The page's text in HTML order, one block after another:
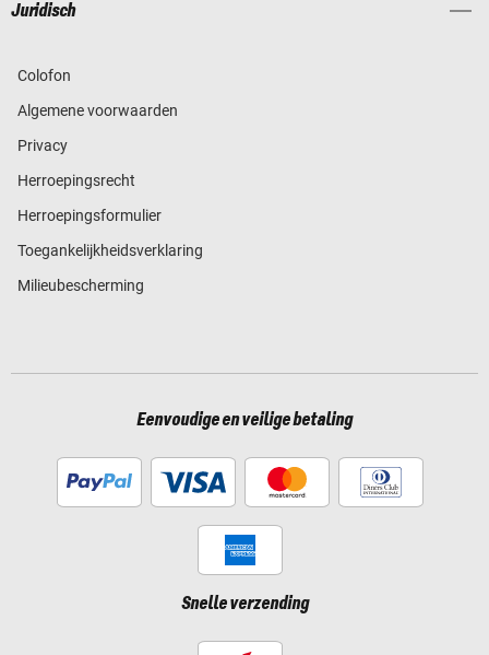
Juridisch
Colofon
Algemene voorwaarden
Privacy
Herroepingsrecht
Herroepingsformulier
Toegankelijkheidsverklaring
Milieubescherming
Eenvoudige en veilige betaling
Snelle verzending